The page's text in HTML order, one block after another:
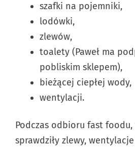
szafki na pojemniki,
lodówki,
zlewów,
toalety (Paweł ma
pobliskim sklepem),
bieżącej ciepłej wody,
wentylacji.
Podczas odbioru fast
sprawdziły zlewy,